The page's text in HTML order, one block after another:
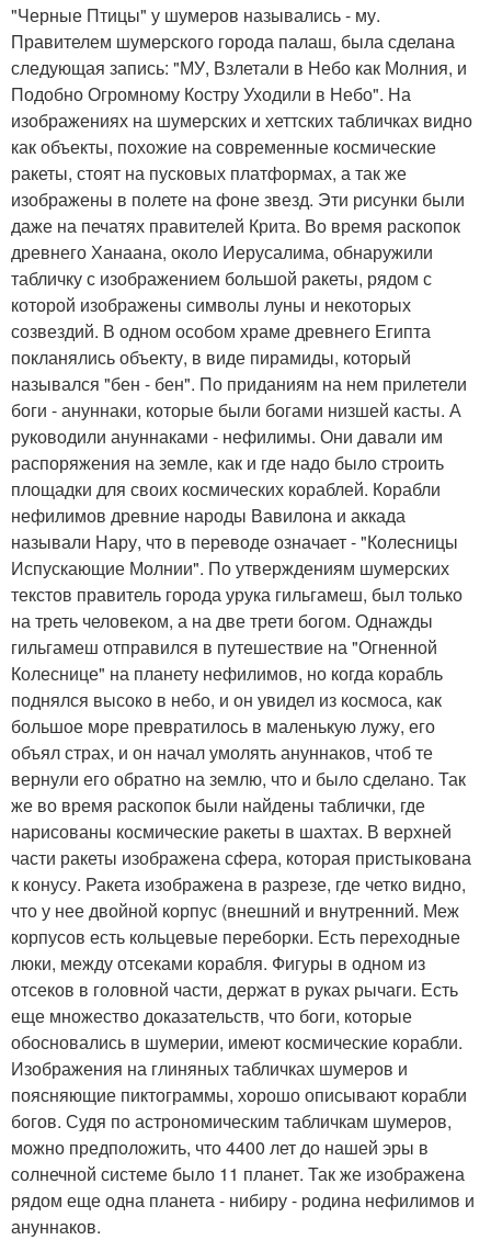
"Черные Птицы" у шумеров назывались - му.
Правителем шумерского города палаш, была сделана
следующая запись: "МУ, Взлетали в Небо как Молния, и
Подобно Огромному Костру Уходили в Небо". На
изображениях на шумерских и хеттских табличках видно
как объекты, похожие на современные космические
ракеты, стоят на пусковых платформах, а так же
изображены в полете на фоне звезд. Эти рисунки были
даже на печатях правителей Крита. Во время раскопок
древнего Ханаана, около Иерусалима, обнаружили
табличку с изображением большой ракеты, рядом с
которой изображены символы луны и некоторых
созвездий. В одном особом храме древнего Египта
покланялись объекту, в виде пирамиды, который
назывался "бен - бен". По приданиям на нем прилетели
боги - ануннаки, которые были богами низшей касты. А
руководили ануннаками - нефилимы. Они давали им
распоряжения на земле, как и где надо было строить
площадки для своих космических кораблей. Корабли
нефилимов древние народы Вавилона и аккада
называли Нару, что в переводе означает - "Колесницы
Испускающие Молнии". По утверждениям шумерских
текстов правитель города урука гильгамеш, был только
на треть человеком, а на две трети богом. Однажды
гильгамеш отправился в путешествие на "Огненной
Колеснице" на планету нефилимов, но когда корабль
поднялся высоко в небо, и он увидел из космоса, как
большое море превратилось в маленькую лужу, его
объял страх, и он начал умолять ануннаков, чтоб те
вернули его обратно на землю, что и было сделано. Так
же во время раскопок были найдены таблички, где
нарисованы космические ракеты в шахтах. В верхней
части ракеты изображена сфера, которая пристыкована
к конусу. Ракета изображена в разрезе, где четко видно,
что у нее двойной корпус (внешний и внутренний. Меж
корпусов есть кольцевые переборки. Есть переходные
люки, между отсеками корабля. Фигуры в одном из
отсеков в головной части, держат в руках рычаги. Есть
еще множество доказательств, что боги, которые
обосновались в шумерии, имеют космические корабли.
Изображения на глиняных табличках шумеров и
поясняющие пиктограммы, хорошо описывают корабли
богов. Судя по астрономическим табличкам шумеров,
можно предположить, что 4400 лет до нашей эры в
солнечной системе было 11 планет. Так же изображена
рядом еще одна планета - нибиру - родина нефилимов и
ануннаков.